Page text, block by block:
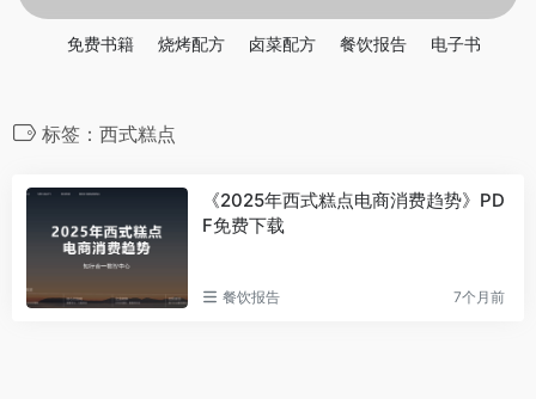
免费书籍 烧烤配方 卤菜配方 餐饮报告 电子书
标签：西式糕点
《2025年西式糕点电商消费趋势》PD
F免费下载
餐饮报告 7个月前